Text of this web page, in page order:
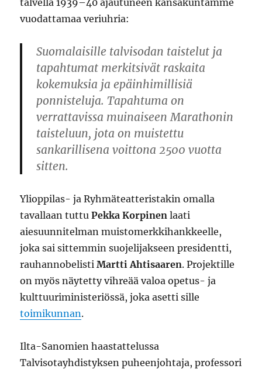
talvella 1939–40 ajautuneen kansakuntamme
vuodattamaa veriuhria:
Suomalaisille talvisodan taistelut ja
tapahtumat merkitsivät raskaita
kokemuksia ja epäinhimillisiä
ponnisteluja. Tapahtuma on
verrattavissa muinaiseen Marathonin
taisteluun, jota on muistettu
sankarillisena voittona 2500 vuotta
sitten.
Ylioppilas- ja Ryhmäteatteristakin omalla
tavallaan tuttuPekka Korpinen laati
aiesuunnitelman muistomerkkihankkeelle,
joka sai sittemmin suojelijakseen presidentti,
rauhannobelistiMartti Ahtisaaren. Projektille
on myös näytetty vihreää valoa opetus- ja
kulttuuriministeriössä, joka asetti sille
toimikunnan.
Ilta-Sanomien haastattelussa
Talvisotayhdistyksen puheenjohtaja, professori